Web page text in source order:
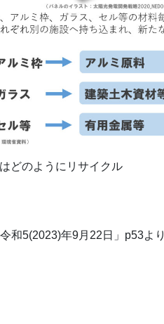
のようにリサイクル
5(2023)年9月22日」p53より